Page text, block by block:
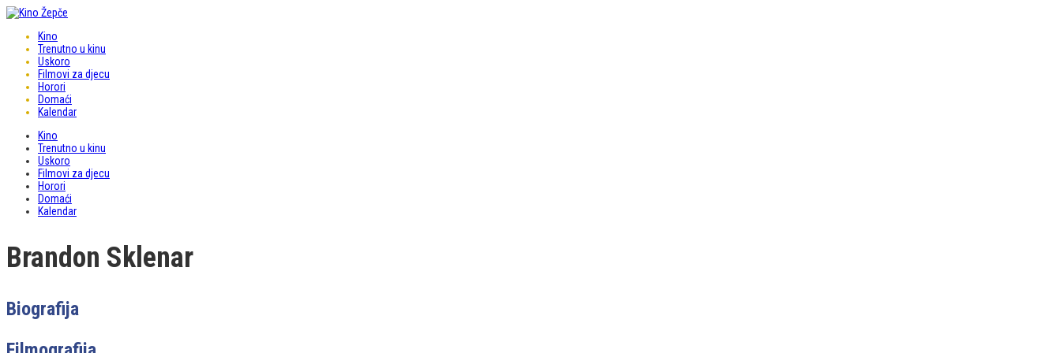
Kino
Trenutno u kinu
Uskoro
Filmovi za djecu
Horori
Domaći
Kalendar
Kino
Trenutno u kinu
Uskoro
Filmovi za djecu
Horori
Domaći
Kalendar
Brandon Sklenar
Biografija